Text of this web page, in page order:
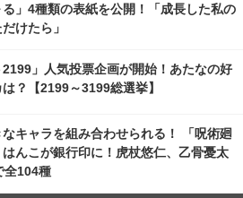
」4種類の表紙を公開！「成長した私の
けたら」
2199」人気投票企画が開始！あたなの好
？【2199～3199総選挙】
キャラを組み合わせられる！ 「呪術廻
んこが銀行印に！虎杖悠仁、乙骨憂太
全104種